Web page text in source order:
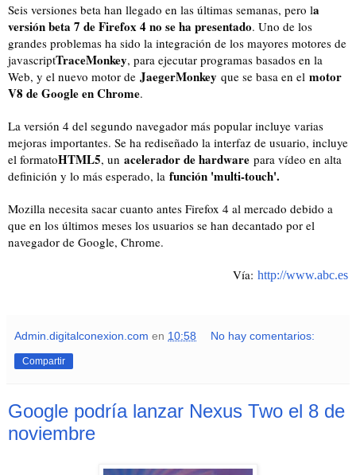
Seis versiones beta han llegado en las últimas semanas, pero la
versión beta 7 de Firefox 4 no se ha presentado. Uno de los
grandes problemas ha sido la integración de los mayores motores de
javascriptTraceMonkey, para ejecutar programas basados en la
Web, y el nuevo motor de JaegerMonkey que se basa en el motor
V8 de Google en Chrome.
La versión 4 del segundo navegador más popular incluye varias
mejoras importantes. Se ha rediseñado la interfaz de usuario, incluye
el formatoHTML5, un acelerador de hardware para vídeo en alta
definición y lo más esperado, la función 'multi-touch'.
Mozilla necesita sacar cuanto antes Firefox 4 al mercado debido a
que en los últimos meses los usuarios se han decantado por el
navegador de Google, Chrome.
Vía: http://www.abc.es
Admin.digitalconexion.com en 10:58 No hay comentarios:
Compartir
Google podría lanzar Nexus Two el 8 de
noviembre